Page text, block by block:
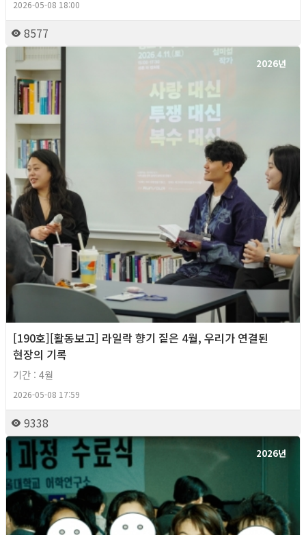
2026-05-08 18:00
8577
2026년
[190호][활동보고] 라일락 향기 짙은 4월, 우리가 연결된
현장의 기록
기간 : 4월
2026-05-08 17:59
9338
2026년